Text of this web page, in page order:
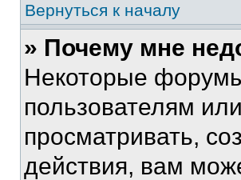
Вернуться к началу
» Почему мне
Некоторые
пользователям
просматривать,
действия, вам